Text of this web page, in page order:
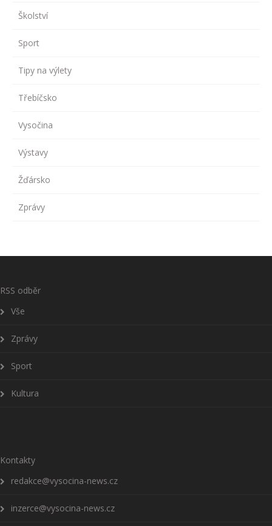
Školství
Sport
Tipy na výlety
Třebíčsko
Vysočina
Výstavy
Žďársko
Zprávy
RSS odběr
Vše
Zprávy
Sport
Kultura
Kontakty
redakce@vysocina-news.cz
inzerce@vysocina-news.cz